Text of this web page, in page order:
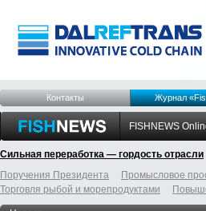
Контакты Журнал
FISHNEWS
Сильная переработка — гордость отрасли
Поручения Президента
Промысловое
Торговля рыбой и морепродуктами